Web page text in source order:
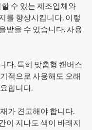
수 있는 제조업체와
를 향상시킵니다. 이렇
받을 수 있습니다. 사용
다. 특히 맞춤형 캔버스
적으로 사용해도 오래
합니다.
가 견고해야 합니다.
이 지나도 색이 바래지